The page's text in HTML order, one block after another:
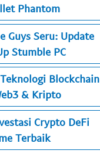
Phantom
Guys Seru: Update
Stumble PC
Blockchain
& Kripto
Crypto DeFi
Terbaik